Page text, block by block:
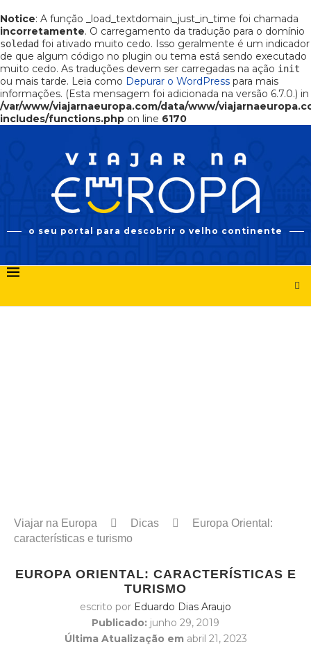
Notice: A função _load_textdomain_just_in_time foi chamada
incorretamente. O carregamento da tradução para o domínio
soledad foi ativado muito cedo. Isso geralmente é um indicador
de que algum código no plugin ou tema está sendo executado
muito cedo. As traduções devem ser carregadas na ação init
ou mais tarde. Leia como Depurar o WordPress para mais
informações. (Esta mensagem foi adicionada na versão 6.7.0.) in
/var/www/viajarnaeuropa.com/data/www/
includes/functions.php on line 6170
o seu portal para descobrir o velho continente
Viajar na Europa Dicas
Europa Oriental:
características e turismo
EUROPA ORIENTAL: CARACTERÍSTICAS E
TURISMO
escrito por Eduardo Dias Araujo
Publicado: junho 29, 2019
Última Atualização em abril 21, 2023